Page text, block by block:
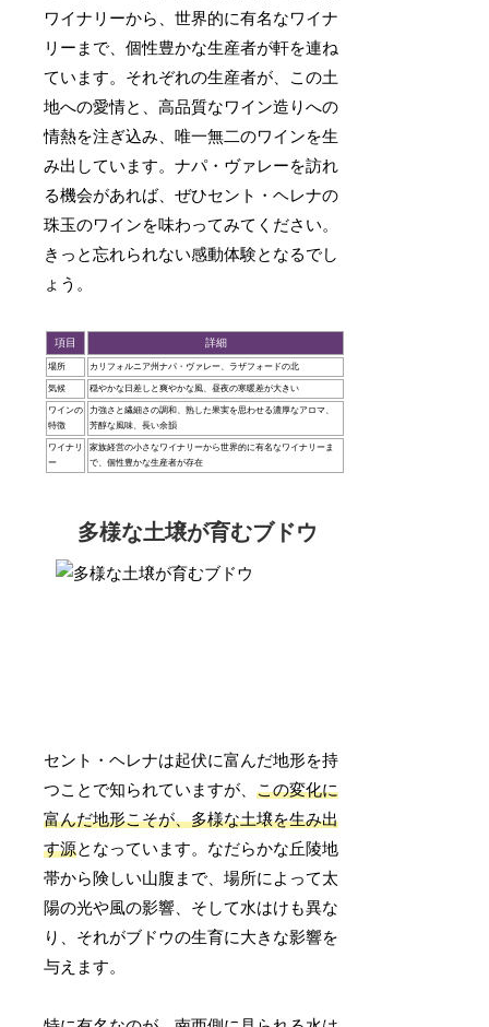
ワイナリーから、世界的に有名なワイナ
リーまで、個性豊かな生産者が軒を連ね
ています。それぞれの生産者が、この土
地への愛情と、高品質なワイン造りへの
情熱を注ぎ込み、唯一無二のワインを生
み出しています。ナパ・ヴァレーを訪れ
る機会があれば、ぜひセント・ヘレナの
珠玉のワインを味わってみてください。
きっと忘れられない感動体験となるでし
ょう。
項目 詳細
場所 カリフォルニア州ナパ・ヴァレー、ラザフォードの北
気候 穏やかな日差しと爽やかな風、昼夜の寒暖差が大きい
ワインの
特徴
力強さと繊細さの調和、熟した果実を思わせる濃厚なアロマ、
芳醇な風味、長い余韻
ワイナリ
ー
家族経営の小さなワイナリーから世界的に有名なワイナリーま
で、個性豊かな生産者が存在
多様な土壌が育むブドウ
セント・ヘレナは起伏に富んだ地形を持
つことで知られていますが、この変化に
富んだ地形こそが、多様な土壌を生み出
す源となっています。なだらかな丘陵地
帯から険しい山腹まで、場所によって太
陽の光や風の影響、そして水はけも異な
り、それがブドウの生育に大きな影響を
与えます。